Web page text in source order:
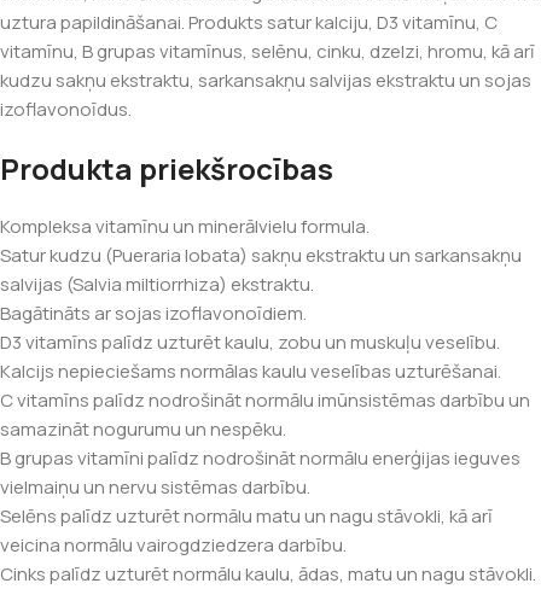
uztura papildināšanai. Produkts satur kalciju, D3 vitamīnu, C
vitamīnu, B grupas vitamīnus, selēnu, cinku, dzelzi, hromu, kā arī
kudzu sakņu ekstraktu, sarkansakņu salvijas ekstraktu un sojas
izoflavonoīdus.
Produkta priekšrocības
Kompleksa vitamīnu un minerālvielu formula.
Satur kudzu (Pueraria lobata) sakņu ekstraktu un sarkansakņu
salvijas (Salvia miltiorrhiza) ekstraktu.
Bagātināts ar sojas izoflavonoīdiem.
D3 vitamīns palīdz uzturēt kaulu, zobu un muskuļu veselību.
Kalcijs nepieciešams normālas kaulu veselības uzturēšanai.
C vitamīns palīdz nodrošināt normālu imūnsistēmas darbību un
samazināt nogurumu un nespēku.
B grupas vitamīni palīdz nodrošināt normālu enerģijas ieguves
vielmaiņu un nervu sistēmas darbību.
Selēns palīdz uzturēt normālu matu un nagu stāvokli, kā arī
veicina normālu vairogdziedzera darbību.
Cinks palīdz uzturēt normālu kaulu, ādas, matu un nagu stāvokli.